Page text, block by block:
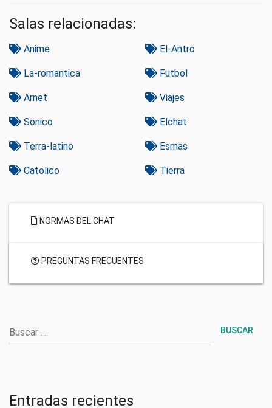
Salas relacionadas:
Anime El-Antro
La-romantica Futbol
Arnet Viajes
Sonico Elchat
Terra-latino Esmas
Catolico Tierra
NORMAS DEL CHAT
PREGUNTAS FRECUENTES
Entradas recientes